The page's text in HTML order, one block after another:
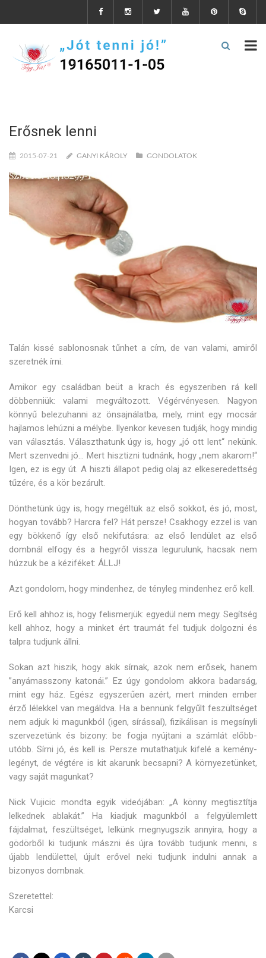
Erősnek lenni
2015-07-21 GANYI KÁROLY GONDOLATOK
Talán kissé sablonosnak tűnhet a cím, de van valami, amiről
szeretnék írni.
Amikor egy családban beüt a krach és egyszeriben rá kell
döbbenniük: valami megváltozott. Végérvényesen. Nagyon
könnyű belezuhanni az önsajnálatba, mely, mint egy mocsár
hajlamos lehúzni a mélybe. Ilyenkor kevesen tudják, hogy mindig
van választás. Választhatunk úgy is, hogy „jó ott lent“ nekünk.
Mert szenvedni jó… Mert hisztizni tudnánk, hogy „nem akarom!“
Igen, ez is egy út. A hiszti állapot pedig olaj az elkeseredettség
tűzére, és a kör bezárult.
Dönthetünk úgy is, hogy megéltük az első sokkot, és jó, most,
hogyan tovább? Harcra fel? Hát persze! Csakhogy ezzel is van
egy bökkenő így első nekifutásra: az első lendület az első
dombnál elfogy és a hegyről vissza legurulunk, hacsak nem
húzzuk be a kéziféket: ÁLLJ!
Azt gondolom, hogy mindenhez, de tényleg mindenhez erő kell.
Erő kell ahhoz is, hogy felismerjük: egyedül nem megy. Segítség
kell ahhoz, hogy a minket ért traumát fel tudjuk dolgozni és
talpra tudjunk állni.
Sokan azt hiszik, hogy akik sírnak, azok nem erősek, hanem
”anyámasszony katonái.” Ez úgy gondolom akkora badarság,
mint egy ház. Egész egyszerűen azért, mert minden ember
érző lélekkel van megáldva. Ha a bennünk felgyűlt feszültséget
nem adjuk ki magunkból (igen, sírással), fizikálisan is megsínyli
szervezetünk és bizony: be fogja nyújtani a számlát előbb-
utóbb. Sírni jó, és kell is. Persze mutathatjuk kifelé a kemény-
legényt, de végtére is kit akarunk becsapni? A környezetünket,
vagy saját magunkat?
Nick Vujicic mondta egyik videójában: „A könny megtisztítja
lelkednek ablakát.” Ha kiadjuk magunkból a felgyülemlett
fájdalmat, feszültséget, lelkünk megnyugszik annyira, hogy a
gödörből ki tudjunk mászni és újra tovább tudjunk menni, s
újabb lendülettel, újult erővel neki tudjunk indulni annak a
bizonyos dombnak.
Szeretettel:
Karcsi